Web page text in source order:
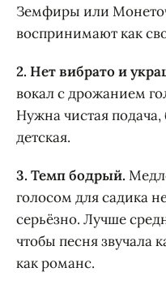
Земфиры или
воспринимают как
2. Нет вибрато и
вокал с дрожанием
Нужна чистая подача,
детская.
3. Темп бодрый.
голосом для садика
серьёзно. Лучше
чтобы песня звучала
как романс.